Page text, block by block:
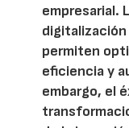
empresarial.
digitalización
permiten
eficiencia y
embargo, el